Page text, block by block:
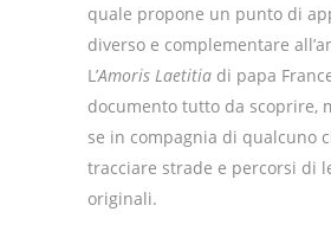
quale propone un punto di
diverso e complementare
L’Amoris Laetitia di papa
documento tutto da scoprire,
se in compagnia di qualcuno
tracciare strade e percorsi di
originali.